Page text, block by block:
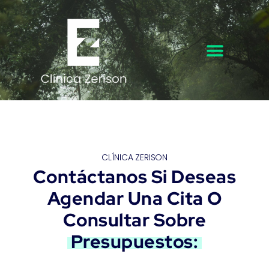
CLÍNICA ZERISON
Contáctanos Si Deseas
Agendar Una Cita O
Consultar Sobre
Presupuestos: